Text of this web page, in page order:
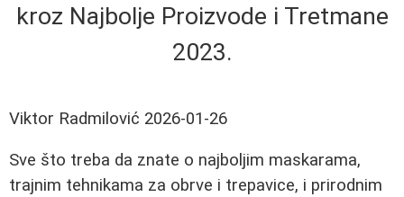
kroz Najbolje Proizvode i Tretmane
2023.
Viktor Radmilović 2026-01-26
Sve što treba da znate o najboljim maskarama,
trajnim tehnikama za obrve i trepavice, i prirodnim